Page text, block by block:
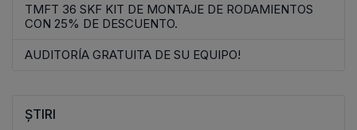
TMFT 36 SKF KIT DE MONTAJE DE RODAMIENTOS
CON 25% DE DESCUENTO.
AUDITORÍA GRATUITA DE SU EQUIPO!
ȘTIRI